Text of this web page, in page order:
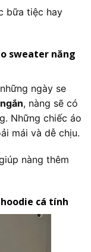
bữa tiệc hay
sweater năng
ngày se
, nàng sẽ có
Những chiếc áo
mái và dễ chịu.
nàng thêm
cá tính